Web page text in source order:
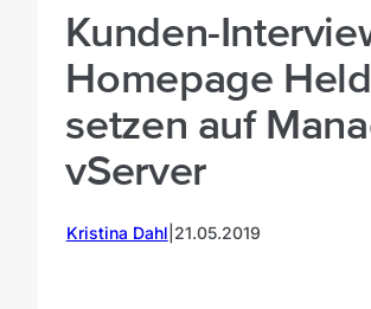
Kunden-
Homepage
setzen auf
vServer
Kristina Dahl 21.05.2019